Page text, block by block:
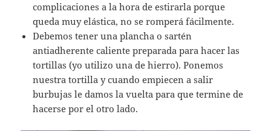
complicaciones a la hora de estirarla porque
queda muy elástica, no se romperá fácilmente.
Debemos tener una plancha o sartén
antiadherente caliente preparada para hacer las
tortillas (yo utilizo una de hierro). Ponemos
nuestra tortilla y cuando empiecen a salir
burbujas le damos la vuelta para que termine de
hacerse por el otro lado.